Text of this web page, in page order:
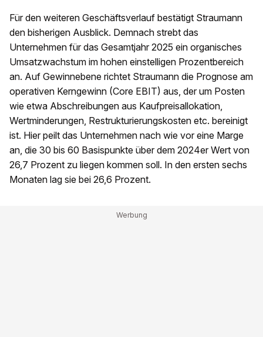
Für den weiteren Geschäftsverlauf bestätigt Straumann
den bisherigen Ausblick. Demnach strebt das
Unternehmen für das Gesamtjahr 2025 ein organisches
Umsatzwachstum im hohen einstelligen Prozentbereich
an. Auf Gewinnebene richtet Straumann die Prognose am
operativen Kerngewinn (Core EBIT) aus, der um Posten
wie etwa Abschreibungen aus Kaufpreisallokation,
Wertminderungen, Restrukturierungskosten etc. bereinigt
ist. Hier peilt das Unternehmen nach wie vor eine Marge
an, die 30 bis 60 Basispunkte über dem 2024er Wert von
26,7 Prozent zu liegen kommen soll. In den ersten sechs
Monaten lag sie bei 26,6 Prozent.